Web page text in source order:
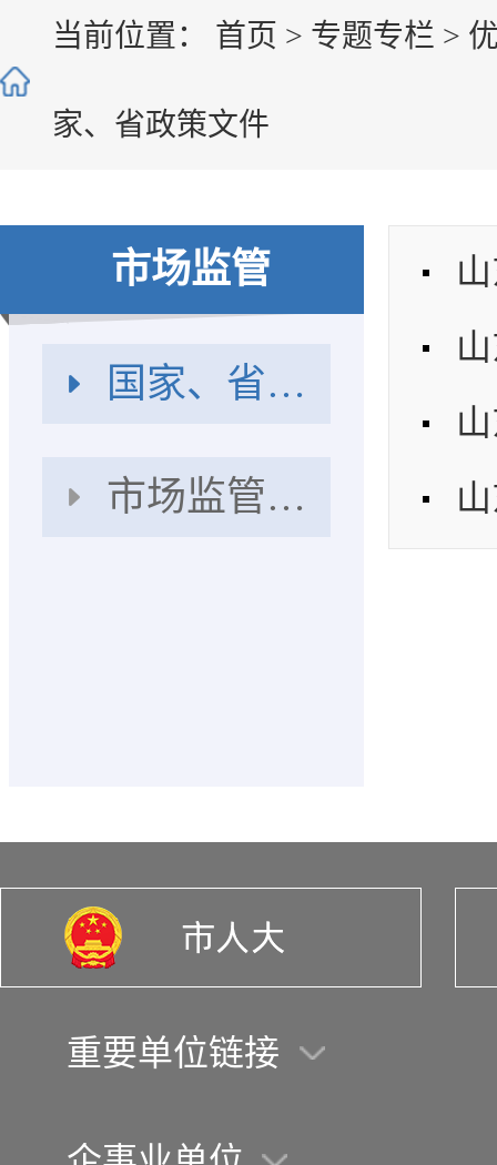
当前位置： 首页 > 专题专栏 >
家、省政策文件
市场监管
国家、省政策文件
市场监管政策文件
重要单位链接